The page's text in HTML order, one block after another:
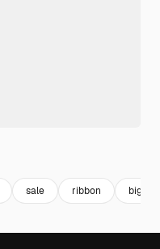
sale ribbon big